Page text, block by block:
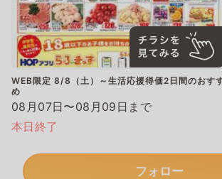
WEB限定 8/8（土）～生活応援得価2日間のおす
め
08月07日〜08月09日まで
本日終了
フォロー